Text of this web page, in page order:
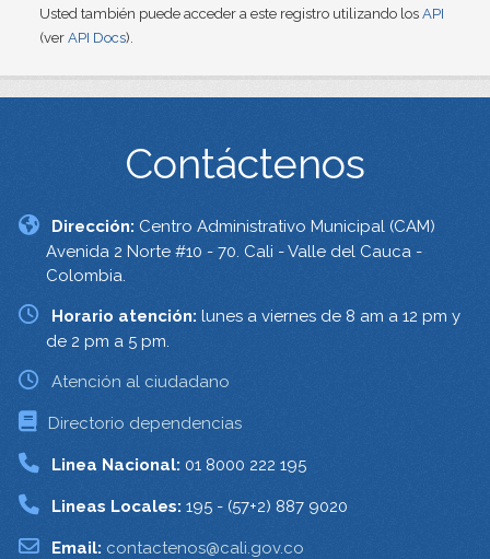
Usted también puede acceder a este registro utilizando los API
(ver API Docs).
Contáctenos
Dirección: Centro Administrativo Municipal (CAM)
Avenida 2 Norte #10 - 70. Cali - Valle del Cauca -
Colombia.
Horario atención: lunes a viernes de 8 am a 12 pm y
de 2 pm a 5 pm.
Atención al ciudadano
Directorio dependencias
Linea Nacional: 01 8000 222 195
Lineas Locales: 195 - (57+2) 887 9020
Email: contactenos@cali.gov.co